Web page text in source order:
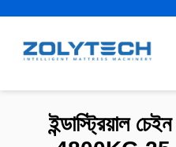
ইন্ডাস্ট্রিয়াল